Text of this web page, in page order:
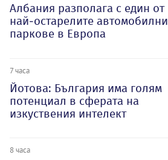
Албания разполага с един от
най-остарелите автомобилни
паркове в Европа
7 часа
Йотова: България има голям
потенциал в сферата на
изкуствения интелект
8 часа